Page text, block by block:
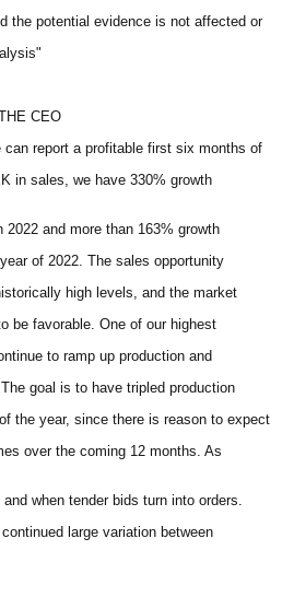
the potential evidence is not affected or
CEO
can report a profitable first six months of
in sales, we have 330% growth
2022 and more than 163% growth
of 2022. The sales opportunity
high levels, and the market
be favorable. One of our highest
to ramp up production and
goal is to have tripled production
the year, since there is reason to expect
over the coming 12 months. As
when tender bids turn into orders.
large variation between